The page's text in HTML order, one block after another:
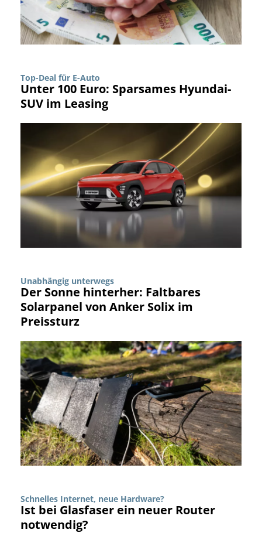
Top-Deal für E-Auto
Unter 100 Euro: Sparsames Hyundai-
SUV im Leasing
Unabhängig unterwegs
Der Sonne hinterher: Faltbares
Solarpanel von Anker Solix im
Preissturz
Schnelles Internet, neue Hardware?
Ist bei Glasfaser ein neuer Router
notwendig?